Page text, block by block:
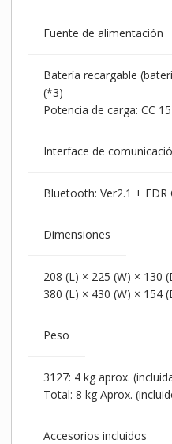
Fuente de alimentación
Batería recargable
(*3)
Potencia de carga: CC
Interface de
Bluetooth: Ver2.1 + EDR
Dimensiones
208 (L) × 225 (W) × 130
380 (L) × 430 (W) × 154
Peso
3127: 4 kg aprox.
Total: 8 kg Aprox.
Accesorios incluidos